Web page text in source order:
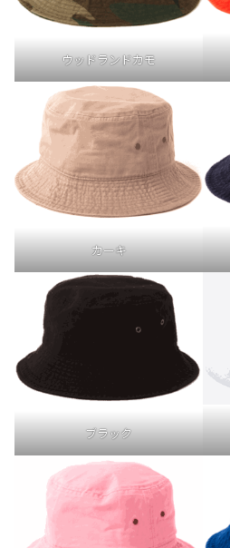
ウッドランドカモ
カーキ
ブラック